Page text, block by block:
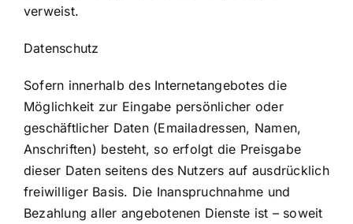
verweist.
Datenschutz
Sofern innerhalb des Internetangebotes die
Möglichkeit zur Eingabe persönlicher oder
geschäftlicher Daten (Emailadressen, Namen,
Anschriften) besteht, so erfolgt die Preisgabe
dieser Daten seitens des Nutzers auf ausdrücklich
freiwilliger Basis. Die Inanspruchnahme und
Bezahlung aller angebotenen Dienste ist – soweit